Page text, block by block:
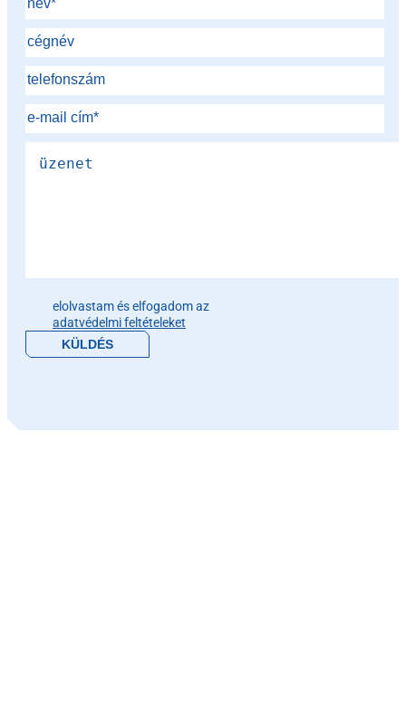
elolvastam és elfogadom az
adatvédelmi feltételeket